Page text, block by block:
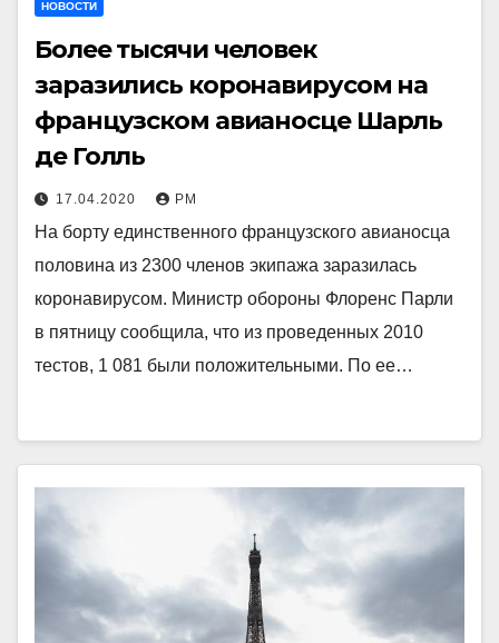
НОВОСТИ
Более тысячи человек
заразились коронавирусом на
французском авианосце Шарль
де Голль
17.04.2020 РМ
На борту единственного французского авианосца
половина из 2300 членов экипажа заразилась
коронавирусом. Министр обороны Флоренс Парли
в пятницу сообщила, что из проведенных 2010
тестов, 1 081 были положительными. По ее…